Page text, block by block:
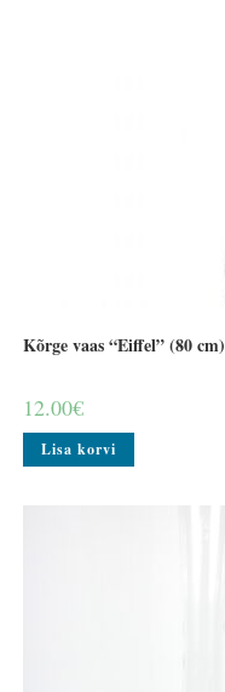
Kõrge vaas “Eiffel” (80 cm)
12.00€
Lisa korvi